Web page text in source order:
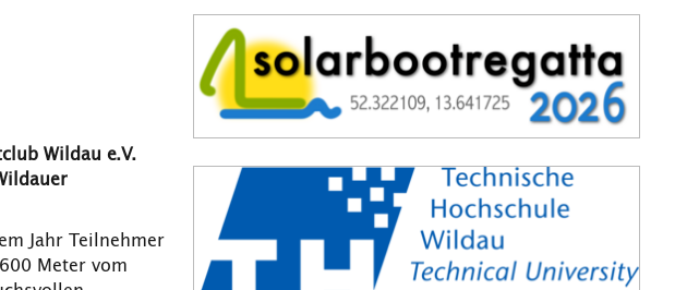
Wildau e.V.
Jahr Teilnehmer
Meter vom